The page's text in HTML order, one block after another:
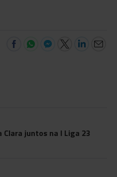
juntos na I Liga 23